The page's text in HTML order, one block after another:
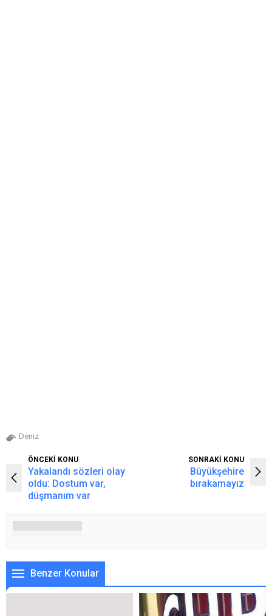
Deniz
ÖNCEKİ KONU
Yakalandı sözleri olay
oldu: Dostum var,
düşmanım var
SONRAKİ KONU
Büyükşehire
bırakamayız
Benzer Konular